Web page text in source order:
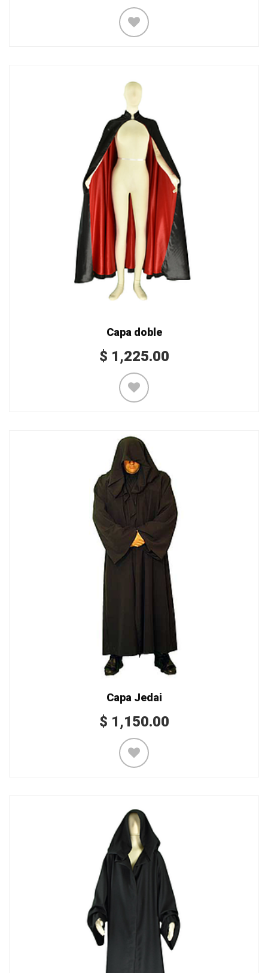
Capa doble
$ 1,225.00
Capa Jedai
$ 1,150.00